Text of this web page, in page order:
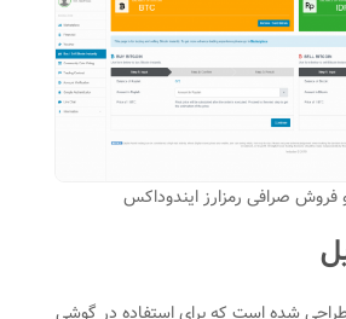
فروش صرافی رمزارز ایندوداکس
شده است که برای استفاده در گوشی